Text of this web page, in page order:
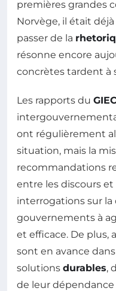
premières grandes
Norvège, il était
passer de la
résonne encore
concrètes tardent à
Les rapports du GIEC
ont régulièrement
situation, mais la
recommandations
entre les discours
interrogations sur la
gouvernements à
et efficace. De plus,
sont en avance
solutions durables,
de leur dépendance